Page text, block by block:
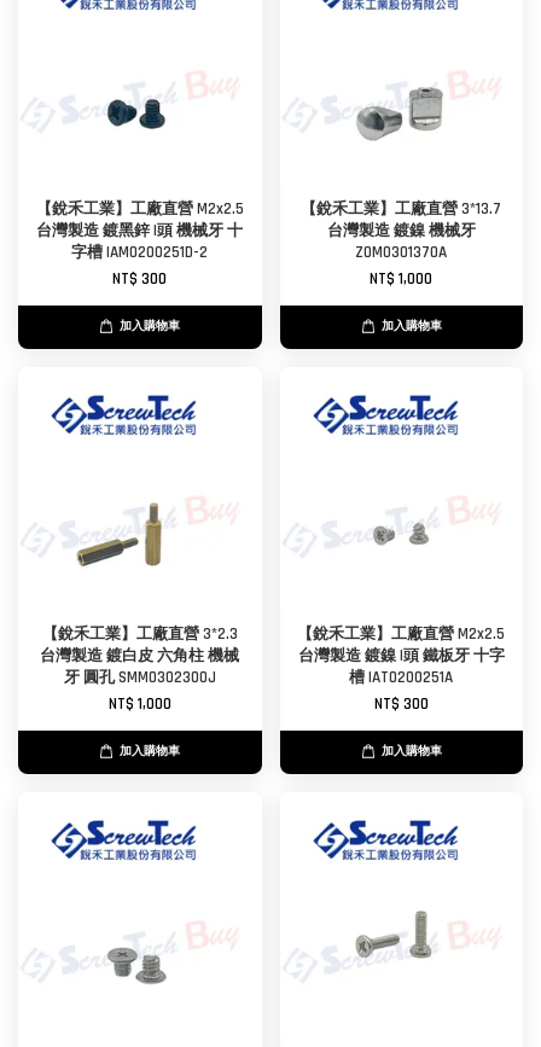
【銳禾工業】工廠直營 M2x2.5
台灣製造 鍍黑鋅 I頭 機械牙 十
字槽 IAM0200251D-2
NT$ 300
加入購物車
【銳禾工業】工廠直營 3*13.7
台灣製造 鍍鎳 機械牙
ZOM0301370A
NT$ 1,000
加入購物車
【銳禾工業】工廠直營 3*2.3
台灣製造 鍍白皮 六角柱 機械
牙 圓孔 SMM0302300J
NT$ 1,000
加入購物車
【銳禾工業】工廠直營 M2x2.5
台灣製造 鍍鎳 I頭 鐵板牙 十字
槽 IAT0200251A
NT$ 300
加入購物車